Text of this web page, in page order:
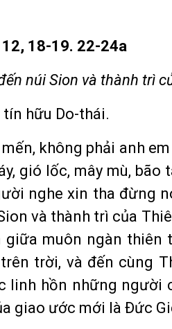
18-19. 22-24a
núi Sion và thành trì
hữu Do-thái.
không phải anh
gió lốc, mây mù,
nghe xin tha đừng
và thành trì của
giữa muôn ngàn thiên
trời, và đến cùng
linh hồn những người
giao ước mới là Ðức